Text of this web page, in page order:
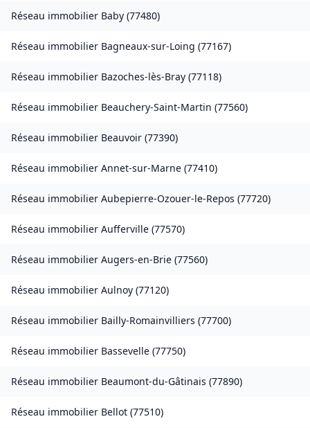
Réseau immobilier Baby (77480)
Réseau immobilier Bagneaux-sur-Loing (77167)
Réseau immobilier Bazoches-lès-Bray (77118)
Réseau immobilier Beauchery-Saint-Martin (77560)
Réseau immobilier Beauvoir (77390)
Réseau immobilier Annet-sur-Marne (77410)
Réseau immobilier Aubepierre-Ozouer-le-Repos (77720)
Réseau immobilier Aufferville (77570)
Réseau immobilier Augers-en-Brie (77560)
Réseau immobilier Aulnoy (77120)
Réseau immobilier Bailly-Romainvilliers (77700)
Réseau immobilier Bassevelle (77750)
Réseau immobilier Beaumont-du-Gâtinais (77890)
Réseau immobilier Bellot (77510)